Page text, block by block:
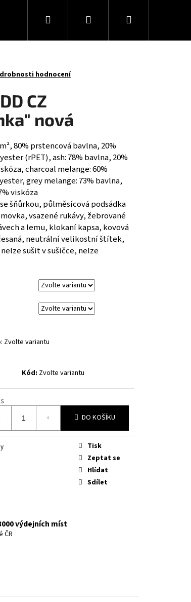
Kontaktní formulář
Hledat PřihlášeníNákupní
hodnocení
CZ
nová
80% prstencová bavlna, 20%
(rPET), ash: 78% bavlna, 20%
charcoal melange: 60%
grey melange: 73% bavlna,
viskóza
šňůrkou, půlměsícová podsádka
vsazené rukávy, žebrované
a lemu, klokaní kapsa, kovová
neutrální velikostní štítek,
sušit v sušičce, nelze
Zvolte variantu
Kód: Zvolte variantu
DO KOŠÍKU
Tisk
Zeptat se
Hlídat
Sdílet
výdejních míst
ČR